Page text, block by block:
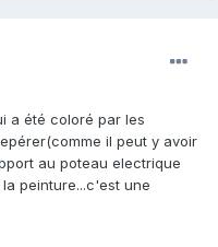
a été coloré par les
il peut y avoir
au poteau electrique
peinture...c'est une